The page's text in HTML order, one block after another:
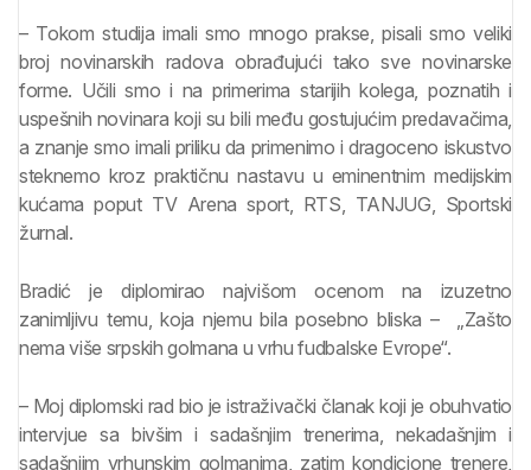
– Tokom studija imali smo mnogo prakse, pisali smo veliki
broj novinarskih radova obrađujući tako sve novinarske
forme. Učili smo i na primerima starijih kolega, poznatih i
uspešnih novinara koji su bili među gostujućim predavačima,
a znanje smo imali priliku da primenimo i dragoceno iskustvo
steknemo kroz praktičnu nastavu u eminentnim medijskim
kućama poput TV Arena sport, RTS, TANJUG, Sportski
žurnal.
Bradić je diplomirao najvišom ocenom na izuzetno
zanimljivu temu, koja njemu bila posebno bliska – „Zašto
nema više srpskih golmana u vrhu fudbalske Evrope“.
– Moj diplomski rad bio je istraživački članak koji je obuhvatio
intervjue sa bivšim i sadašnjim trenerima, nekadašnjim i
sadašnjim vrhunskim golmanima, zatim kondicione trenere,